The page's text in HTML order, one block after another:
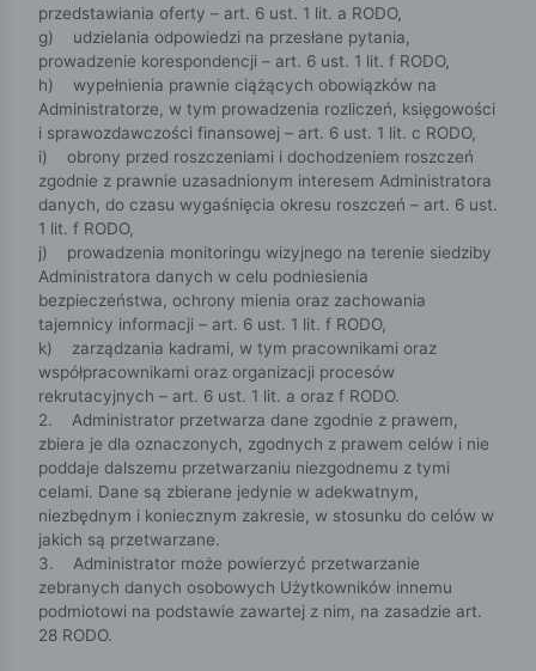
przedstawiania oferty – art. 6 ust. 1 lit. a RODO,
g) udzielania odpowiedzi na przesłane pytania,
prowadzenie korespondencji – art. 6 ust. 1 lit. f RODO,
h) wypełnienia prawnie ciążących obowiązków na
Administratorze, w tym prowadzenia rozliczeń, księgowości
i sprawozdawczości finansowej – art. 6 ust. 1 lit. c RODO,
i) obrony przed roszczeniami i dochodzeniem roszczeń
zgodnie z prawnie uzasadnionym interesem Administratora
danych, do czasu wygaśnięcia okresu roszczeń – art. 6 ust.
1 lit. f RODO,
j) prowadzenia monitoringu wizyjnego na terenie siedziby
Administratora danych w celu podniesienia
bezpieczeństwa, ochrony mienia oraz zachowania
tajemnicy informacji – art. 6 ust. 1 lit. f RODO,
k) zarządzania kadrami, w tym pracownikami oraz
współpracownikami oraz organizacji procesów
rekrutacyjnych – art. 6 ust. 1 lit. a oraz f RODO.
2. Administrator przetwarza dane zgodnie z prawem,
zbiera je dla oznaczonych, zgodnych z prawem celów i nie
poddaje dalszemu przetwarzaniu niezgodnemu z tymi
celami. Dane są zbierane jedynie w adekwatnym,
niezbędnym i koniecznym zakresie, w stosunku do celów w
jakich są przetwarzane.
3. Administrator może powierzyć przetwarzanie
zebranych danych osobowych Użytkowników innemu
podmiotowi na podstawie zawartej z nim, na zasadzie art.
28 RODO.